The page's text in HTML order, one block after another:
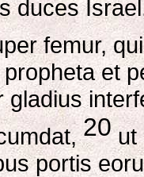
duces
femur,
et
gladius
20ut
portis